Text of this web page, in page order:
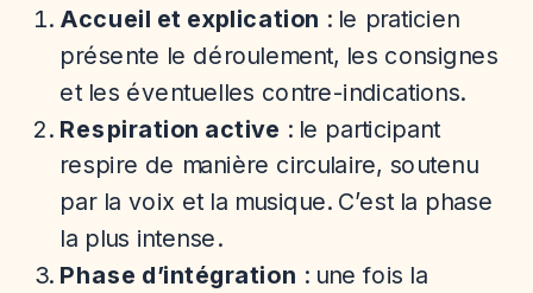
Accueil et explication : le praticien
présente le déroulement, les consignes
et les éventuelles contre-indications.
Respiration active : le participant
respire de manière circulaire, soutenu
par la voix et la musique. C’est la phase
la plus intense.
Phase d’intégration : une fois la